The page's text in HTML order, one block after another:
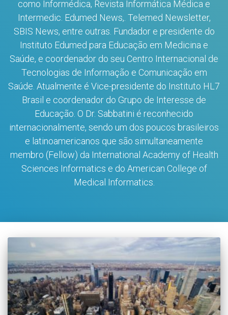
como Informédica, Revista Informática Médica e
Intermedic. Edumed News,. Telemed Newsletter,
SBIS News, entre outras. Fundador e presidente do
Instituto Edumed para Educação em Medicina e
Saúde, e coordenador do seu Centro Internacional de
Tecnologias de Informação e Comunicação em
Saúde. Atualmente é Vice-presidente do Instituto HL7
Brasil e coordenador do Grupo de Interesse de
Educação. O Dr. Sabbatini é reconhecido
internacionalmente, sendo um dos poucos brasileiros
e latinoamericanos que são simultaneamente
membro (Fellow) da International Academy of Health
Sciences Informatics e do American College of
Medical Informatics.